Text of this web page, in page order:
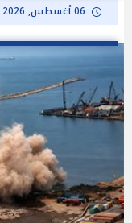
06 أغسطس, 2026 05:01 م